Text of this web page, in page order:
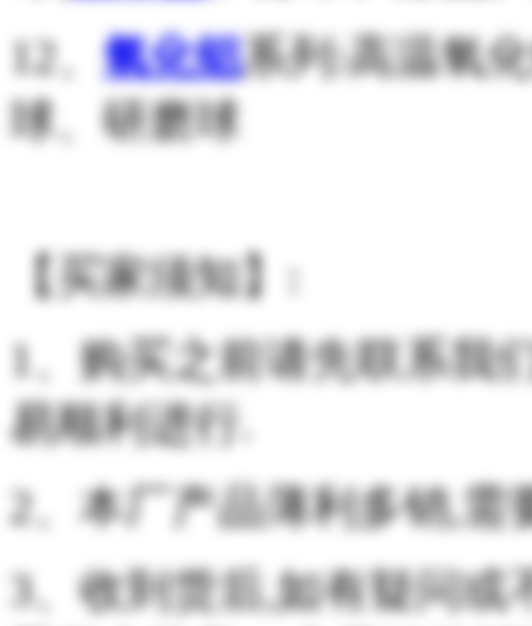
12、氧化铝系列:高温氧
球、研磨球
【买家须知】:
1、购买之前请先联系我
易顺利进行.
2、本厂产品薄利多销,
3、收到货后,如有疑问